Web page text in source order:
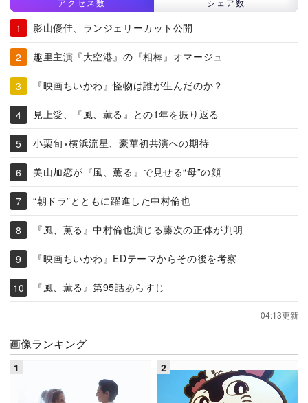
影山優佳、ランジェリーカット公開
趣里主演『大空港』の『相棒』オマージュ
『映画ちいかわ』怪物は誰が生んだのか？
見上愛、『風、薫る』との1年を振り返る
小栗旬×横浜流星、豪華初共演への期待
美山加恋が『風、薫る』で見せる“母”の顔
“朝ドラ”とともに躍進した中村倫也
『風、薫る』中村倫也演じる藤次の正体が判明
『映画ちいかわ』EDテーマからその後を考察
『風、薫る』第95話あらすじ
04:13更新
画像ランキング